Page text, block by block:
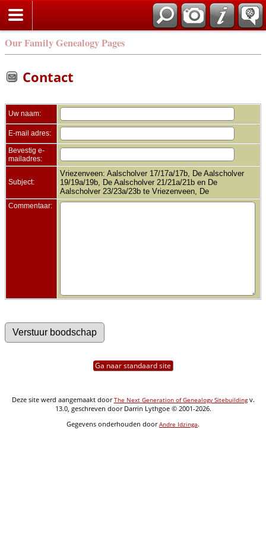
Our Family Genealogy Pages
Contact
Uw naam:
E-mail adres:
Bevestig e-
mailadres:
Subject:
Vriezenveen: Aalscholver 17/17a/17b, De Aalscholver
19/19a/19b, De Aalscholver 21/21a/21b en De
Aalscholver 23/23a/23b te Vriezenveen, De
Commentaar:
Ga naar standaard site
Deze site werd aangemaakt doorThe Next Generation of Genealogy Sitebuildingv.
13.0, geschreven door Darrin Lythgoe © 2001-2026.
Gegevens onderhouden doorAndre Idzinga.